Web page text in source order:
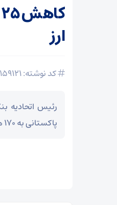
ارز
کد نوشته: 159121
پاکستانی به ۱۷۰ هزار تومان خبر داد.